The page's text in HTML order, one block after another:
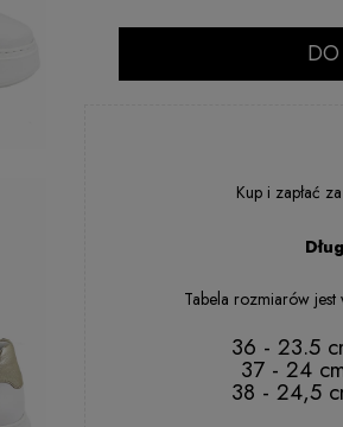
Kup i zapłać
Tabela rozmiarów jest
36 - 23.5
37 - 24
38 - 24,5